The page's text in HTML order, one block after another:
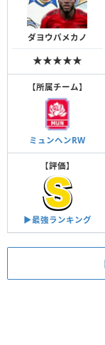
ダヨウパメカノ
★★★★★
【所属チーム】
ミュンヘンRW
【評価】
▶︎最強ランキング